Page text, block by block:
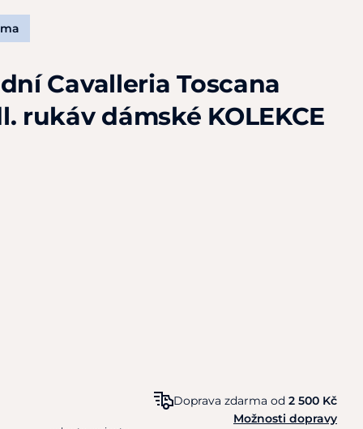
Cavalleria Toscana
rukáv dámské KOLEKCE
Doprava zdarma od 2 500 Kč
Možnosti dopravy